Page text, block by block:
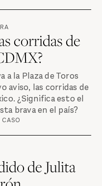
corridas de
a la Plaza de Toros
aviso, las corridas de
¿Significa esto el
brava en el país?
de Julita